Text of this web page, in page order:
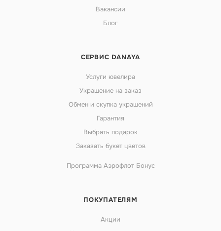
Вакансии
Блог
СЕРВИС DANAYA
Услуги ювелира
Украшение на заказ
Обмен и скупка украшений
Гарантия
Выбрать подарок
Заказать букет цветов
Программа Аэрофлот Бонус
ПОКУПАТЕЛЯМ
Акции